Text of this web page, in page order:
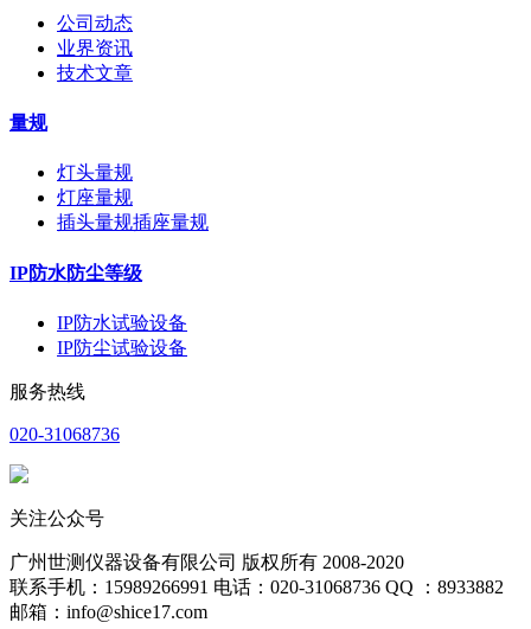
公司动态
业界资讯
技术文章
量规
灯头量规
灯座量规
插头量规插座量规
IP防水防尘等级
IP防水试验设备
IP防尘试验设备
服务热线
020-31068736
关注公众号
广州世测仪器设备有限公司 版权所有 2008-2020
联系手机：15989266991 电话：020-31068736 QQ ：8933882
邮箱：info@shice17.com